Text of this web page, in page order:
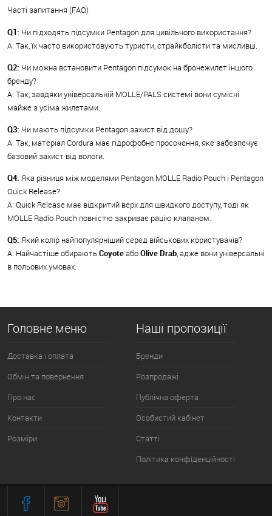
Часті запитання (FAQ)
Q1: Чи підходять підсумки Pentagon для цивільного використання?
A: Так, їх часто використовують туристи, страйкболісти та мисливці.
Q2: Чи можна встановити Pentagon підсумок на бронежилет іншого
бренду?
A: Так, завдяки універсальній MOLLE/PALS системі вони сумісні
майже з усіма жилетами.
Q3: Чи мають підсумки Pentagon захист від дощу?
A: Так, матеріал Cordura має гідрофобне просочення, яке забезпечує
базовий захист від вологи.
Q4: Яка різниця між моделями Pentagon MOLLE Radio Pouch і Pentagon
Quick Release?
A: Quick Release має відкритий верх для швидкого доступу, тоді як
MOLLE Radio Pouch повністю закриває рацію клапаном.
Q5: Який колір найпопулярніший серед військових користувачів?
A: Найчастіше обираютьCoyoteабоOlive Drab, адже вони універсальні
в польових умовах.
Головне меню
Доставка і оплата
Обмін та повернення
Про нас
Контакти
Розміри
Наші пропозиції
Бренди
Розпродажі
Публічна оферта
Особистий кабінет
Статті
Політика конфіденційності